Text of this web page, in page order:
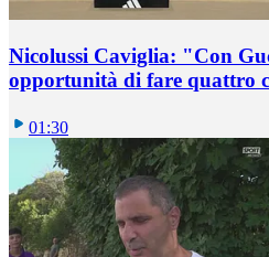
Nicolussi Caviglia: "Con
opportunità di fare quattro
01:30